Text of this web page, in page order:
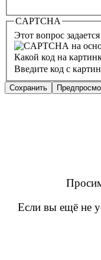
CAPTCHA
Этот вопрос
Какой код на
Введите код с
Если вы ещё не